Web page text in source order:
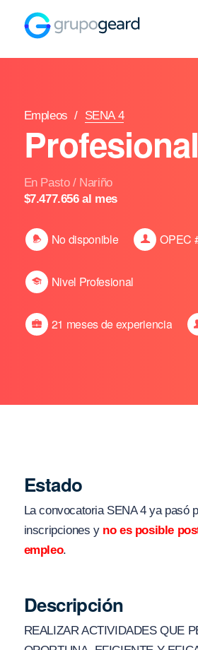
Empleos / SENA 4
Profesional
En Pasto / Nariño
$7.477.656 al mes
No disponible OPEC
Nivel Profesional
21 meses de experiencia
Estado
La convocatoria SENA 4 ya pasó
inscripciones y no es posible
empleo.
Descripción
REALIZAR ACTIVIDADES QUE